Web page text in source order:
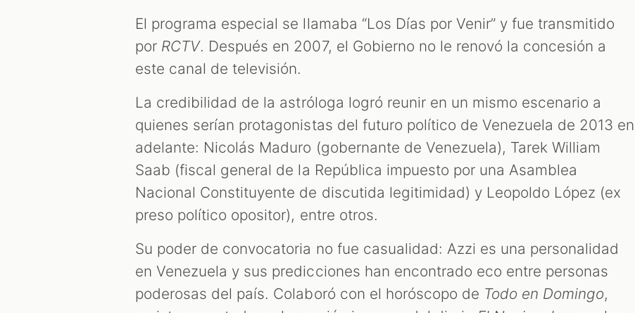
El programa especial se llamaba “Los Días por Venir” y fue transmitido
por RCTV. Después en 2007, el Gobierno no le renovó la concesión a
este canal de televisión.
La credibilidad de la astróloga logró reunir en un mismo escenario a
quienes serían protagonistas del futuro político de Venezuela de 2013 en
adelante: Nicolás Maduro (gobernante de Venezuela), Tarek William
Saab (fiscal general de la República impuesto por una Asamblea
Nacional Constituyente de discutida legitimidad) y Leopoldo López (ex
preso político opositor), entre otros.
Su poder de convocatoria no fue casualidad: Azzi es una personalidad
en Venezuela y sus predicciones han encontrado eco entre personas
poderosas del país. Colaboró con el horóscopo de Todo en Domingo,